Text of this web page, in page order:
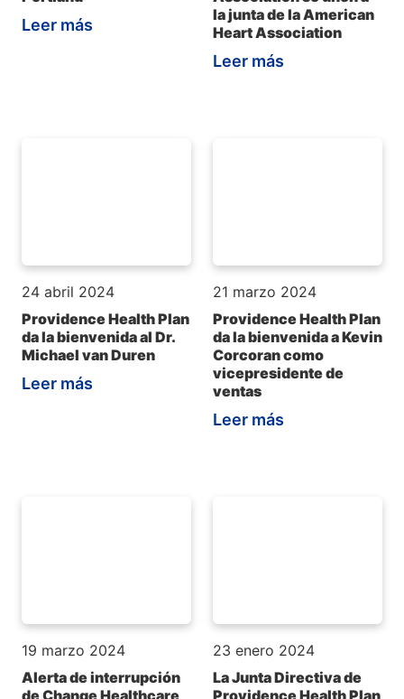
Leer más
la junta de la American
Heart Association
Leer más
24 abril 2024
Providence Health Plan
da la bienvenida al Dr.
Michael van Duren
Leer más
21 marzo 2024
Providence Health Plan
da la bienvenida a Kevin
Corcoran como
vicepresidente de
ventas
Leer más
19 marzo 2024
Alerta de interrupción
de Change Healthcare
23 enero 2024
La Junta Directiva de
Providence Health Plan